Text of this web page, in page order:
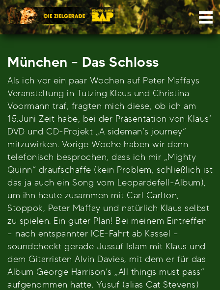
Skip
to
content
München – Das Schloss
Als ich vor ein paar Wochen auf Peter Maffays
Veranstaltung in Tutzing Klaus und Christina
Voormann traf, fragten mich diese, ob ich am
15.Juni Zeit habe, bei der Präsentation von Klaus’
DVD und CD-Projekt „A sideman’s journey“
mitzuwirken. Vorige Woche haben wir dann
telefonisch besprochen, dass ich mir „Mighty
Quinn“ draufschaffe (kein Problem, schließlich ist
das ja auch ein Song vom Leopardefell-Album),
um ihn heute zusammen mit Carl Carlton,
Stoppok, Peter Maffay und natürlich Klaus selbst
zu spielen. Ein guter Plan! Bei meinem Eintreffen
– nach entspannter ICE-Fahrt ab Kassel –
soundcheckt gerade Jussuf Islam mit Klaus und
dem Gitarristen Alvin Davies, mit dem er für das
Album George Harrison’s „All things must pass“
aufgenommen hatte. Yusuf (alias Cat Stevens)